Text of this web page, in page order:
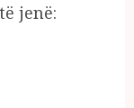
jenë: